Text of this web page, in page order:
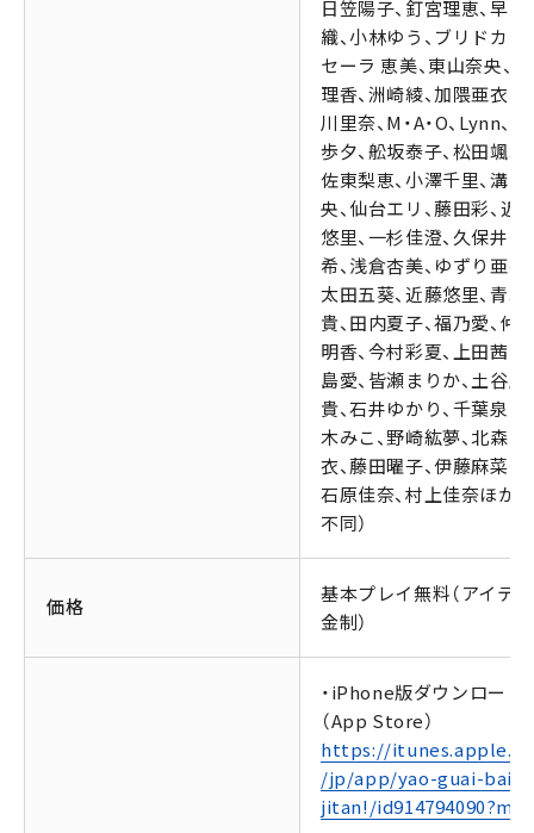
日笠陽子、釘宮理恵、早見
織、小林ゆう、ブリドカッ
セーラ 恵美、東山奈央、
理香、洲崎綾、加隈亜衣、
川里奈、M・A・O、Lynn、
歩夕、舩坂泰子、松田颯水
佐東梨恵、小澤千里、溝口
央、仙台エリ、藤田彩、近
悠里、一杉佳澄、久保井美
希、浅倉杏美、ゆずり亜衣
太田五葵、近藤悠里、青木
貴、田内夏子、福乃愛、仲
明香、今村彩夏、上田茜、
島愛、皆瀬まりか、土谷麻
貴、石井ゆかり、千葉泉、
木みこ、野崎紘夢、北森玲
衣、藤田曜子、伊藤麻菜美
石原佳奈、村上佳奈ほか（
不同）
価格
基本プレイ無料（アイテ
金制）
・iPhone版ダウンロード
（App Store）
https://
/jp/app/yao-guai-bai-
jitan!/